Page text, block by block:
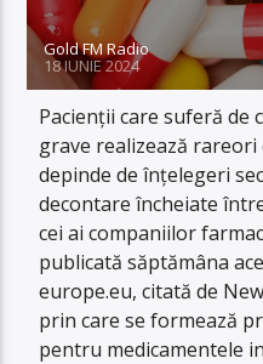
Gold FM Radio
18 IUNIE 2024
Pacienţii care suferă de
grave realizează
depinde de înţelegeri
decontare încheiate
cei ai companiilor
publicată săptămâna
europe.eu, citată de
prin care se formează
pentru medicamentele